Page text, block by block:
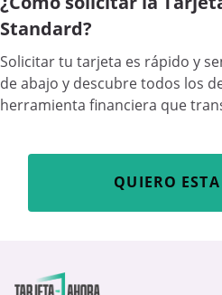
Standard?
Solicitar tu tarjeta es rápido y
de abajo y descubre todos los
herramienta financiera que
QUIERO